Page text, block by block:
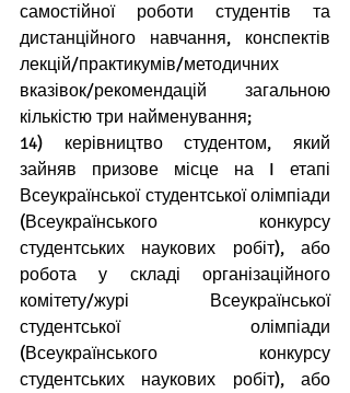
самостійної роботи студентів та
дистанційного навчання, конспектів
лекцій/практикумів/методичних
вказівок/рекомендацій загальною
кількістю три найменування;
14) керівництво студентом, який
зайняв призове місце на I етапі
Всеукраїнської студентської олімпіади
(Всеукраїнського конкурсу
студентських наукових робіт), або
робота у складі організаційного
комітету/журі Всеукраїнської
студентської олімпіади
(Всеукраїнського конкурсу
студентських наукових робіт), або